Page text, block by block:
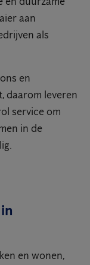
aan
als
en
daarom leveren
service om
in de
en wonen,